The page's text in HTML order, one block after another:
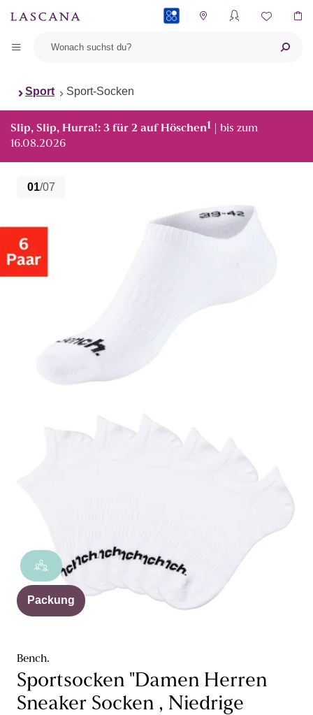
Sport Sport-Socken
Slip, Slip, Hurra!: 3 für 2 auf Höschen1 | bis zum
16.08.2026
01/07
Packung
Bench.
Sportsocken "Damen Herren
Sneaker Socken , Niedrige